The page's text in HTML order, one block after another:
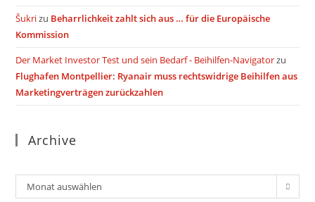
Šukrizu Beharrlichkeit zahlt sich aus … für die Europäische
Kommission
Der Market Investor Test und sein Bedarf - Beihilfen-Navigatorzu
Flughafen Montpellier: Ryanair muss rechtswidrige Beihilfen aus
Marketingverträgen zurückzahlen
Archive
Archiv
Monat auswählen